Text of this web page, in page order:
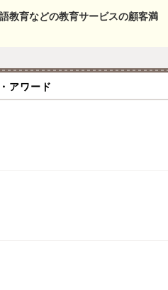
教育などの教育サービスの顧客満
アワード